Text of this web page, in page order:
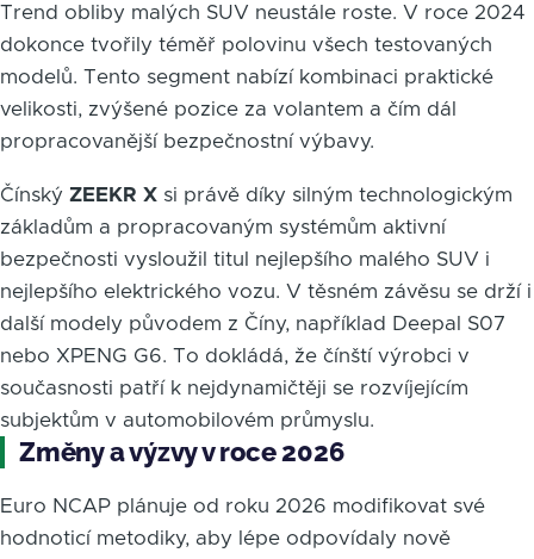
Trend obliby malých SUV neustále roste. V roce 2024
dokonce tvořily téměř polovinu všech testovaných
modelů. Tento segment nabízí kombinaci praktické
velikosti, zvýšené pozice za volantem a čím dál
propracovanější bezpečnostní výbavy.
Čínský ZEEKR X si právě díky silným technologickým
základům a propracovaným systémům aktivní
bezpečnosti vysloužil titul nejlepšího malého SUV i
nejlepšího elektrického vozu. V těsném závěsu se drží i
další modely původem z Číny, například Deepal S07
nebo XPENG G6. To dokládá, že čínští výrobci v
současnosti patří k nejdynamičtěji se rozvíjejícím
subjektům v automobilovém průmyslu.
Změny a výzvy v roce 2026
Euro NCAP plánuje od roku 2026 modifikovat své
hodnoticí metodiky, aby lépe odpovídaly nově